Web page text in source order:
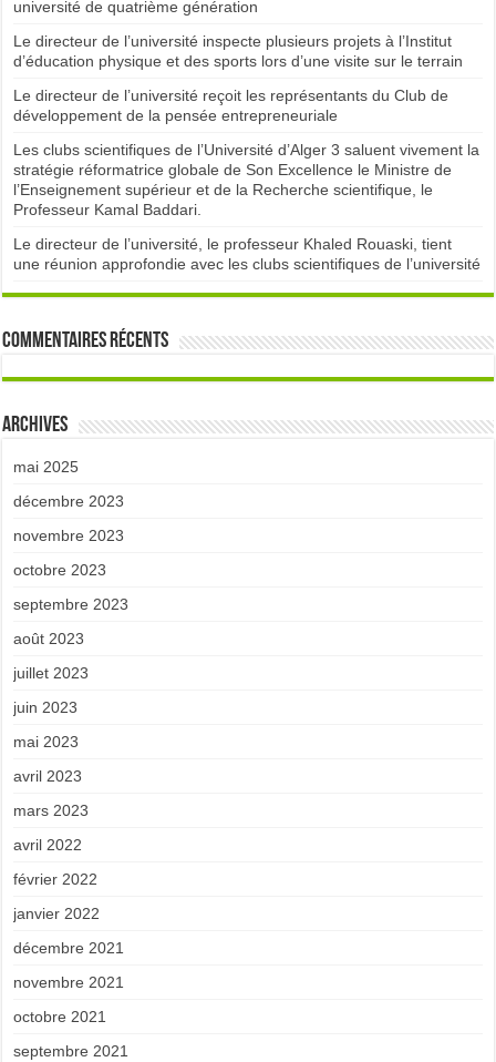
université de quatrième génération
Le directeur de l’université inspecte plusieurs projets à l’Institut
d’éducation physique et des sports lors d’une visite sur le terrain
Le directeur de l’université reçoit les représentants du Club de
développement de la pensée entrepreneuriale
Les clubs scientifiques de l’Université d’Alger 3 saluent vivement la
stratégie réformatrice globale de Son Excellence le Ministre de
l’Enseignement supérieur et de la Recherche scientifique, le
Professeur Kamal Baddari.
Le directeur de l’université, le professeur Khaled Rouaski, tient
une réunion approfondie avec les clubs scientifiques de l’université
Commentaires récents
Archives
mai 2025
décembre 2023
novembre 2023
octobre 2023
septembre 2023
août 2023
juillet 2023
juin 2023
mai 2023
avril 2023
mars 2023
avril 2022
février 2022
janvier 2022
décembre 2021
novembre 2021
octobre 2021
septembre 2021